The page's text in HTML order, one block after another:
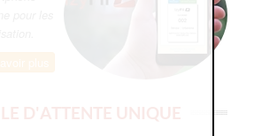
pour les
D'ATTENTE UNIQUE